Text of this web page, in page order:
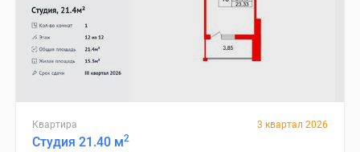
Квартира 3 квартал 2026
Студия 21.40 м2